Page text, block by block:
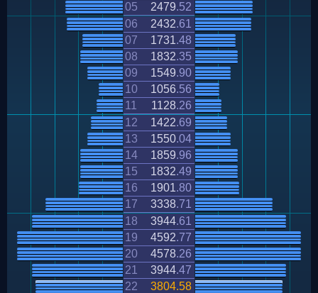
05
2479.52
06
2432.61
07
1731.48
08
1832.35
09
1549.90
10
1056.56
11
1128.26
12
1422.69
13
1550.04
14
1859.96
15
1832.49
16
1901.80
17
3338.71
18
3944.61
19
4592.77
20
4578.26
21
3944.47
22
3804.58